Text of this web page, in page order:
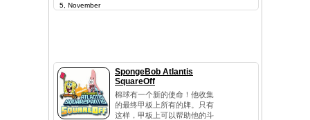
后...
5, November
SpongeBob Atlantis
SquareOff
棉球有一个新的使命！他收集
的最终甲板上所有的牌。只有
这样，甲板上可以帮助他的斗